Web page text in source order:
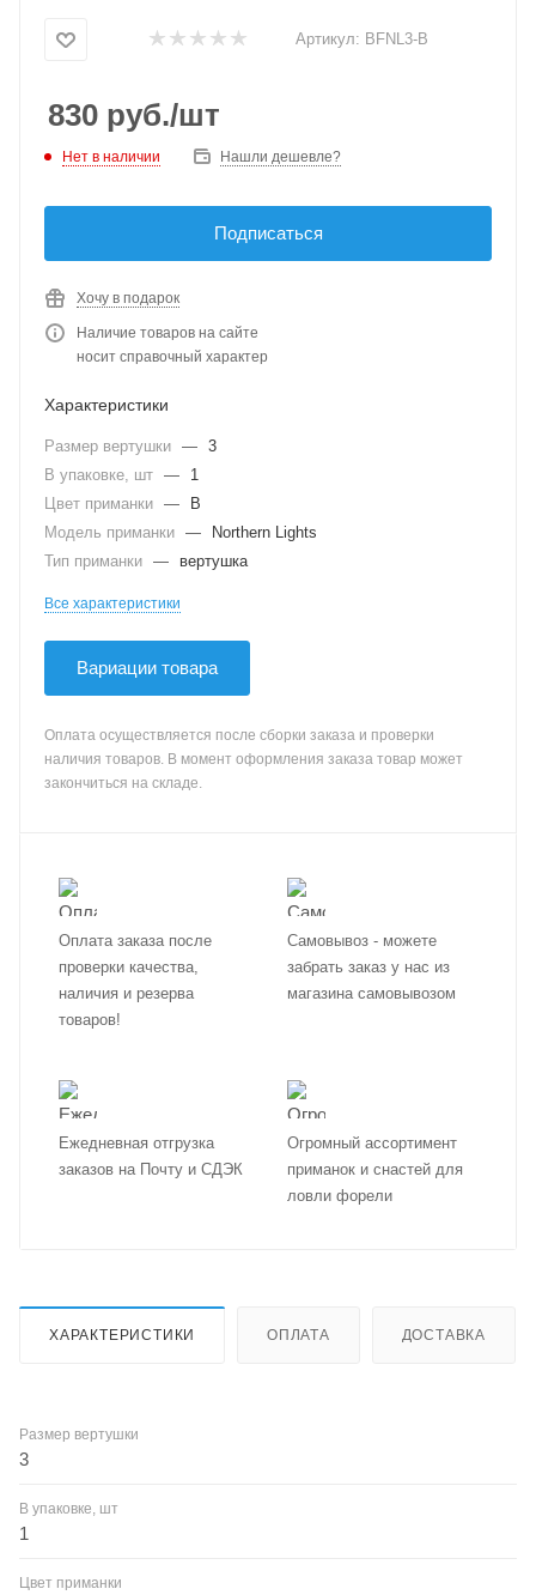
Артикул: BFNL3-B
830 руб./шт
Нет в наличии Нашли дешевле?
Подписаться
Хочу в подарок
Наличие товаров на сайте
носит справочный характер
Характеристики
Размер вертушки — 3
В упаковке, шт —
1
Цвет приманки —
B
Модель приманки —
Northern Lights
Тип приманки — вертушка
Все характеристики
Вариации товара
Оплата осуществляется после сборки заказа и проверки
наличия товаров. В момент оформления заказа товар может
закончиться на складе.
Оплата заказа после
проверки качества,
наличия и резерва
товаров!
Самовывоз - можете
забрать заказ у нас из
магазина самовывозом
Ежедневная отгрузка
заказов на Почту и СДЭК
Огромный ассортимент
приманок и снастей для
ловли форели
ХАРАКТЕРИСТИКИ ОПЛАТА ДОСТАВКА
Размер вертушки
3
В упаковке, шт
1
Цвет приманки